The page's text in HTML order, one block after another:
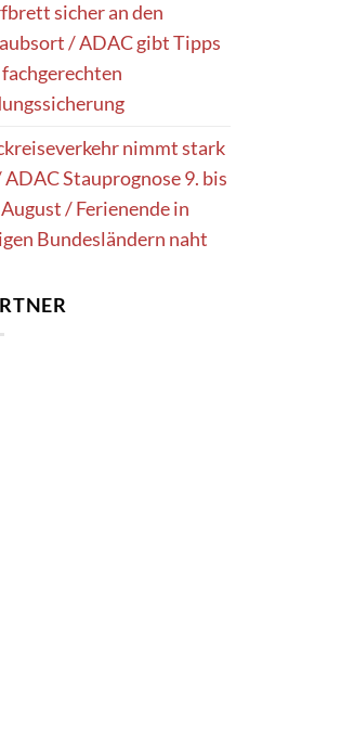
sicher an den
/ ADAC gibt Tipps
nimmt stark
ADAC Stauprognose 9. bis
August / Ferienende in
Bundesländern naht